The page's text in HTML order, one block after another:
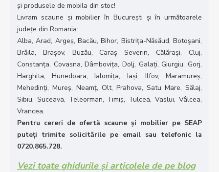
și produsele de mobila din stoc!
Livram scaune și mobilier în București și în următoarele
județe din Romania:
Alba, Arad, Argeș, Bacău, Bihor, Bistrița-Năsăud, Botoșani,
Brăila, Brașov, Buzău, Caraș Severin, Călărași, Cluj,
Constanța, Covasna, Dâmbovița, Dolj, Galați, Giurgiu, Gorj,
Harghita, Hunedoara, Ialomița, Iași, Ilfov, Maramureș,
Mehedinți, Mureș, Neamț, Olt, Prahova, Satu Mare, Sălaj,
Sibiu, Suceava, Teleorman, Timiș, Tulcea, Vaslui, Vâlcea,
Vrancea.
Pentru cereri de ofertă scaune și mobilier pe SEAP
puteți trimite solicitările pe email sau telefonic la
0720.865.728.
Vezi toate ghidurile și articolele de pe blog